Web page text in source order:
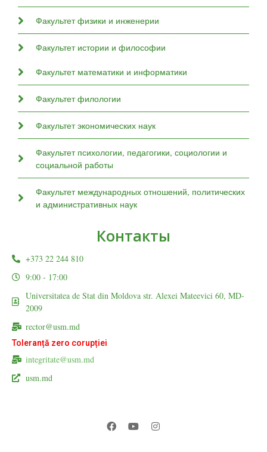
Факультет физики и инженерии
Факультет истории и философии
Факультет математики и информатики
Факультет филологии
Факультет экономических наук
Факультет психологии, педагогики, социологии и
социальной работы
Факультет международных отношений, политических
и административных наук
Контакты
+373 22 244 810
9:00 - 17:00
Universitatea de Stat din Moldova str. Alexei Mateevici 60, MD-
2009
rector@usm.md
Toleranță zero corupției
integritate@usm.md
usm.md